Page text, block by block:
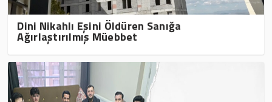
Dini Nikahlı Eşini Öldüren Sanığa
Ağırlaştırılmış Müebbet